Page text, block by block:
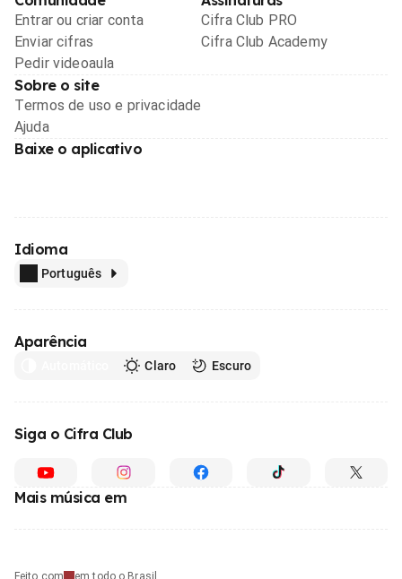
Entrar ou criar conta
Enviar cifras
Pedir videoaula
Cifra Club PRO
Cifra Club Academy
Sobre o site
Termos de uso e privacidade
Ajuda
Baixe o aplicativo
Idioma
Português
Aparência
Claro Escuro
Siga o Cifra Club
Mais música em
Feito com em todo o Brasil